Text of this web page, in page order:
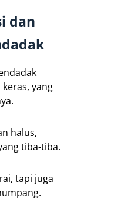
dan
yang
halus,
tiba-tiba.
tapi juga